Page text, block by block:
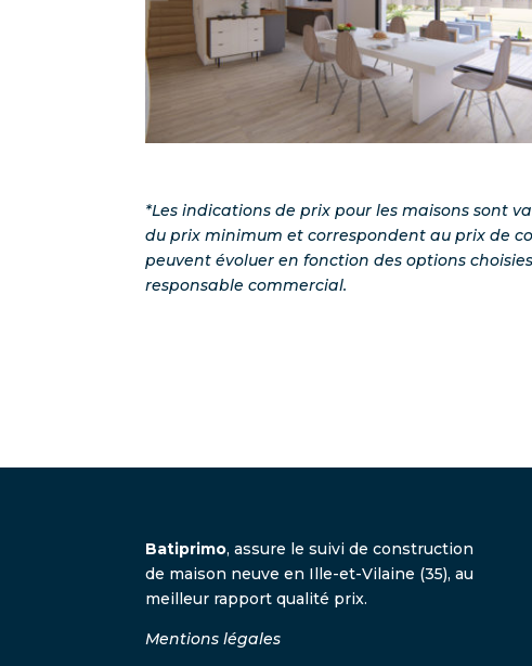
*Les indications de prix pour les maisons sont
du prix minimum et correspondent au prix de
peuvent évoluer en fonction des options
responsable commercial.
Batiprimo, assure le suivi de construction
de maison neuve en Ille-et-Vilaine (35), au
meilleur rapport qualité prix.
Mentions légales